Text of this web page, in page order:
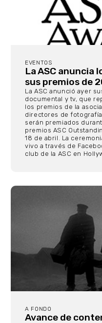
EVENTOS
La ASC anuncia
sus premios de
La ASC anunció ayer
documental y tv, que
los premios de la
directores de
serán premiados
premios ASC
18 de abril. La
vivo a través de
club de la ASC en
A FONDO
Avance de